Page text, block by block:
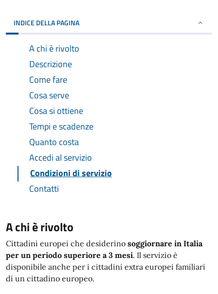
INDICE DELLA PAGINA
A chi è rivolto
Descrizione
Come fare
Cosa serve
Cosa si ottiene
Tempi e scadenze
Quanto costa
Accedi al servizio
Condizioni di servizio
Contatti
A chi è rivolto
Cittadini europei che desiderino soggiornare in Italia
per un periodo superiore a 3 mesi. Il servizio è
disponibile anche per i cittadini extra europei familiari
di un cittadino europeo.